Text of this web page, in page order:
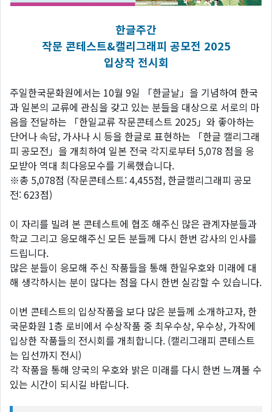
한글주간
작문 콘테스트&캘리그래피 공모전 2025
입상작 전시회
주일한국문화원에서는 10월 9일 「한글날」을 기념하여 한국
과 일본의 교류에 관심을 갖고 있는 분들을 대상으로 서로의 마
음을 전달하는 「한일교류 작문콘테스트 2025」와 좋아하는
단어나 속담, 가사나 시 등을 한글로 표현하는 「한글 캘리그래
피 공모전」을 개최하여 일본 전국 각지로부터 5,078 점을 응
모받아 역대 최다응모수를 기록했습니다.
※총 5,078점 (작문콘테스트: 4,455점, 한글캘리그래피 공모
전: 623점)
이 자리를 빌려 본 콘테스트에 협조 해주신 많은 관계자분들과
학교 그리고 응모해주신 모든 분들께 다시 한번 감사의 인사를
드립니다.
많은 분들이 응모해 주신 작품들을 통해 한일우호와 미래에 대
해 생각하시는 분이 많다는 점을 다시 한번 실감할 수 있습니다.
이번 콘테스트의 입상작품을 보다 많은 분들께 소개하고자, 한
국문화원 1층 로비에서 수상작품 중 최우수상, 우수상, 가작에
입상한 작품들의 전시회를 개최합니다. (캘리그래피 콘테스트
는 입선까지 전시)
각 작품을 통해 양국의 우호와 밝은 미래를 다시 한번 느껴볼 수
있는 시간이 되시길 바랍니다.